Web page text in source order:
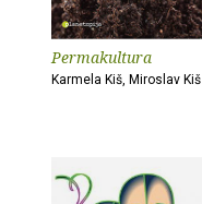
Permakultura
Karmela Kiš, Miroslav Kiš